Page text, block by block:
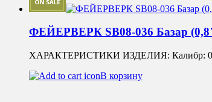
ФЕЙЕРВЕРК SB08-036 Базар
ХАРАКТЕРИСТИКИ ИЗДЕЛИЯ: Калибр: 0.8 "
В корзину